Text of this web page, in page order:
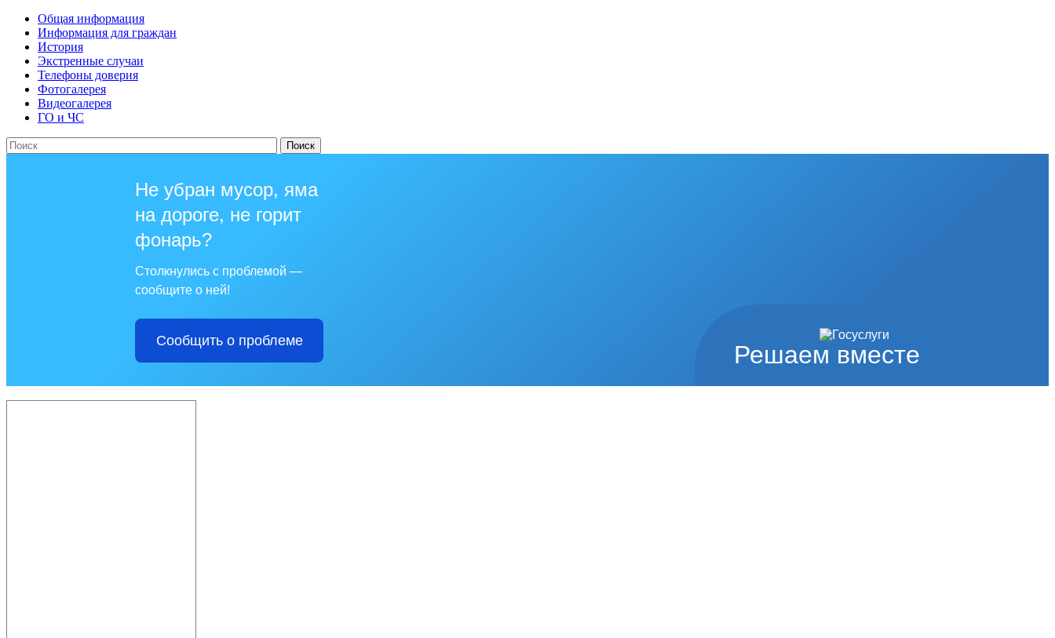
Общая информация
Информация для граждан
История
Экстренные случаи
Телефоны доверия
Фотогалерея
Видеогалерея
ГО и ЧС
Решаем вместе
Не убран мусор, яма
на дороге, не горит
фонарь?
Столкнулись с проблемой —
сообщите о ней!
Сообщить о проблеме